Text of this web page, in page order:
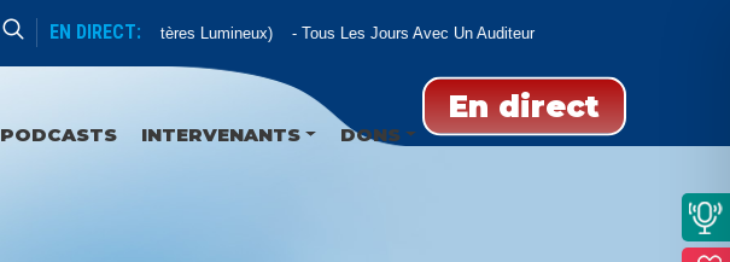
EN DIRECT:
Chapelet (Mystères Lumineux) Tous Les Jours Avec Un Auditeur
En direct
PODCASTS INTERVENANTS DONS